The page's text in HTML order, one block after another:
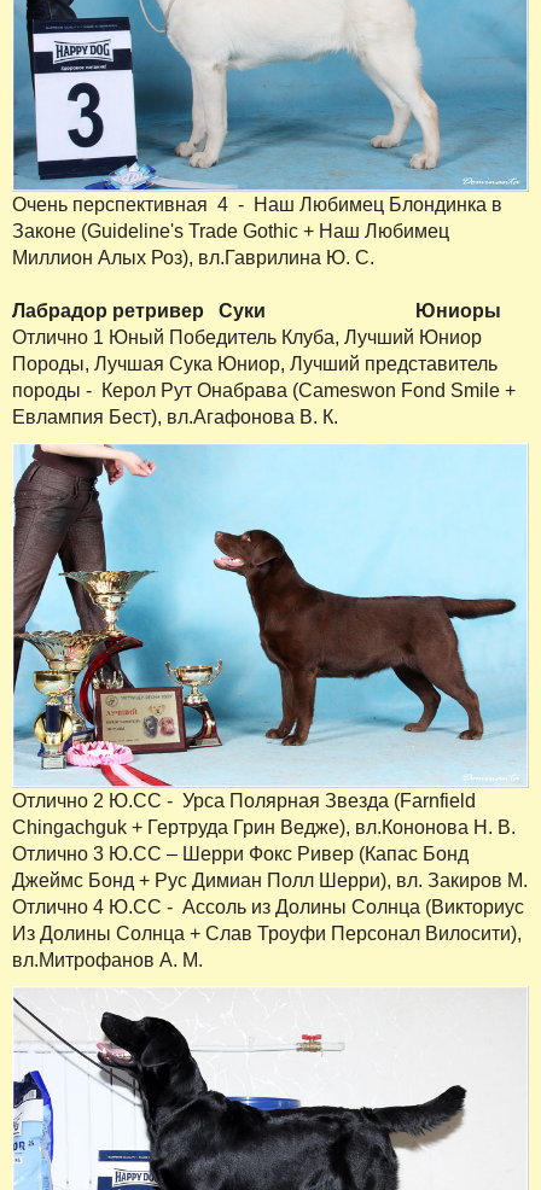
Очень перспективная 4 - Наш Любимец Блондинка в
Законе (Guideline's Trade Gothic + Наш Любимец
Миллион Алых Роз), вл.Гаврилина Ю. С.
Лабрадор ретривер Суки
Юниоры
Отлично 1 Юный Победитель Клуба, Лучший Юниор
Породы, Лучшая Сука Юниор, Лучший представитель
породы - Керол Рут Онабрава (Cameswon Fond Smile +
Евлампия Бест), вл.Агафонова В. К.
Отлично 2 Ю.СС - Урса Полярная Звезда (Farnfield
Chingachguk + Гертруда Грин Ведже), вл.Кононова Н. В.
Отлично 3 Ю.СС – Шерри Фокс Ривер (Капас Бонд
Джеймс Бонд + Рус Димиан Полл Шерри), вл. Закиров М.
Отлично 4 Ю.СС - Ассоль из Долины Солнца (Викториус
Из Долины Солнца + Слав Троуфи Персонал Вилосити),
вл.Митрофанов А. М.